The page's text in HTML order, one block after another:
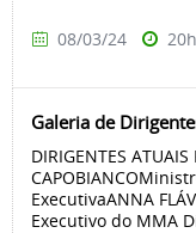
08/03/24
Galeria de
DIRIGENTES
ExecutivaANNA
Executivo do MMA